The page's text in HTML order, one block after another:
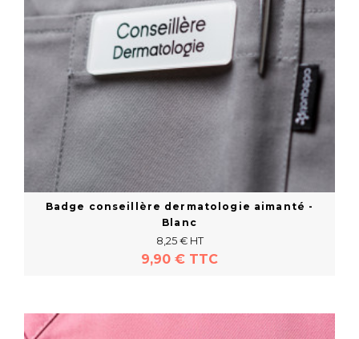
Badge conseillère dermatologie aimanté -
Blanc
8,25 € HT
9,90 € TTC